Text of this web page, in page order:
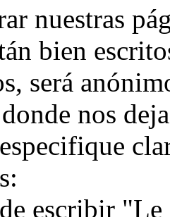
nuestras
bien
será
nos
escribir